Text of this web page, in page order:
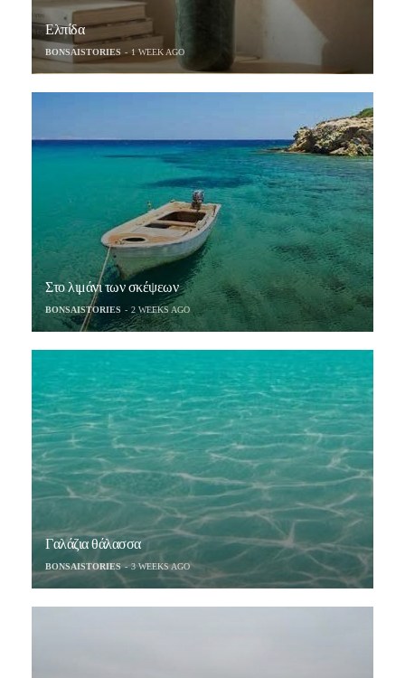
Ελπίδα
BONSAISTORIES 1 WEEK AGO
Στο λιμάνι των σκέψεων
BONSAISTORIES 2 WEEKS AGO
Γαλάζια θάλασσα
BONSAISTORIES 3 WEEKS AGO